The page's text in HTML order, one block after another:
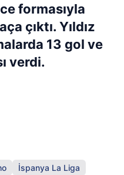
formasıyla
çıktı. Yıldız
13 gol ve
verdi.
İspanya La Liga